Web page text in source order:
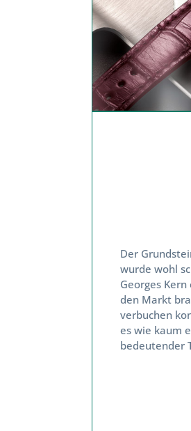
Der
wurde wohl
Georges
den Markt
verbuchen
es wie kaum
bedeutender